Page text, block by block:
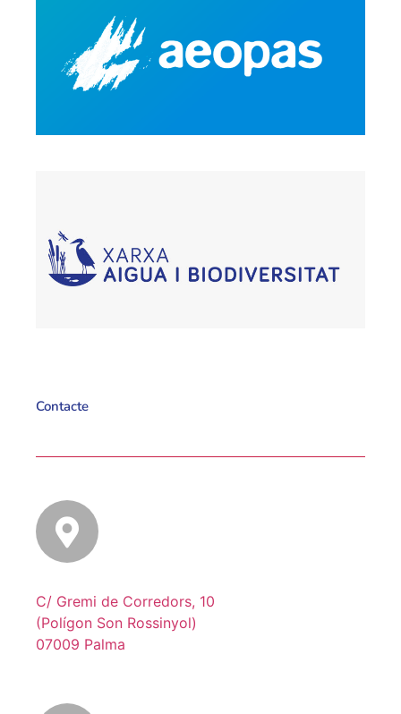
Contacte
C/ Gremi de Corredors, 10
(Polígon Son Rossinyol)
07009 Palma